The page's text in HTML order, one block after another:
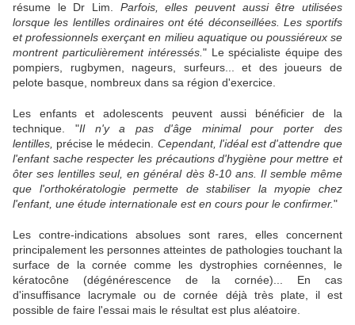
résume le Dr Lim. Parfois, elles peuvent aussi être utilisées
lorsque les lentilles ordinaires ont été déconseillées. Les sportifs
et professionnels exerçant en milieu aquatique ou poussiéreux se
montrent particulièrement intéressés. " Le spécialiste équipe des
pompiers, rugbymen, nageurs, surfeurs... et des joueurs de
pelote basque, nombreux dans sa région d'exercice.
Les enfants et adolescents peuvent aussi bénéficier de la
technique. "Il n'y a pas d'âge minimal pour porter des
lentilles, précise le médecin. Cependant, l'idéal est d'attendre que
l'enfant sache respecter les précautions d'hygiène pour mettre et
ôter ses lentilles seul, en général dès 8-10 ans. Il semble même
que l'orthokératologie permette de stabiliser la myopie chez
l'enfant, une étude internationale est en cours pour le confirmer."
Les contre-indications absolues sont rares, elles concernent
principalement les personnes atteintes de pathologies touchant la
surface de la cornée comme les dystrophies cornéennes, le
kératocône (dégénérescence de la cornée)... En cas
d'insuffisance lacrymale ou de cornée déjà très plate, il est
possible de faire l'essai mais le résultat est plus aléatoire.